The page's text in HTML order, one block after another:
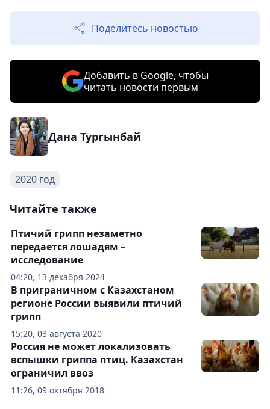
Поделитесь новостью
Добавить в Google, чтобы
читать новости первым
Дана Тургынбай
2020 год
Читайте также
04:20, 13 декабря 2024
Птичий грипп незаметно
передается лошадям –
исследование
15:20, 03 августа 2020
В приграничном с Казахстаном
регионе России выявили птичий
грипп
11:26, 09 октября 2018
Россия не может локализовать
вспышки гриппа птиц. Казахстан
ограничил ввоз